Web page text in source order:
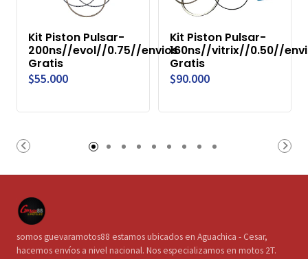
Kit Piston Pulsar-
200ns//evol//0.75//envios
Gratis
$55.000
Kit Piston Pulsar-
160ns//vitrix//0.50//
Gratis
$90.000
somos guevaramotos88 estamos ubicados en Aguachica - Cesar,
hacemos envíos a nivel nacional. Nos especializamos en motos 2T.